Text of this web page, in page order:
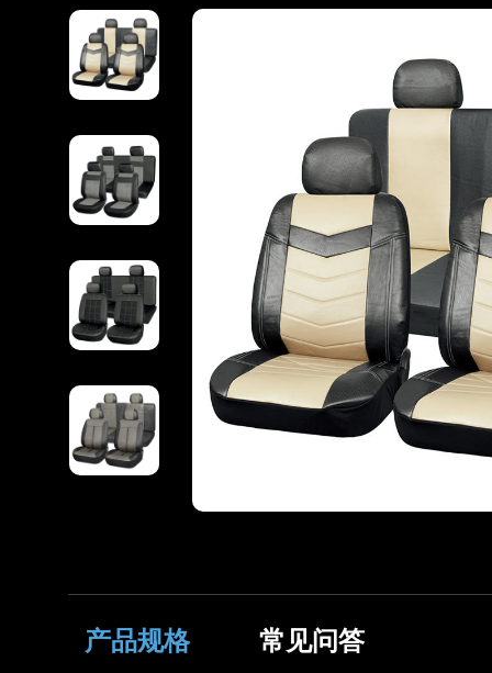
产品规格 常见问答